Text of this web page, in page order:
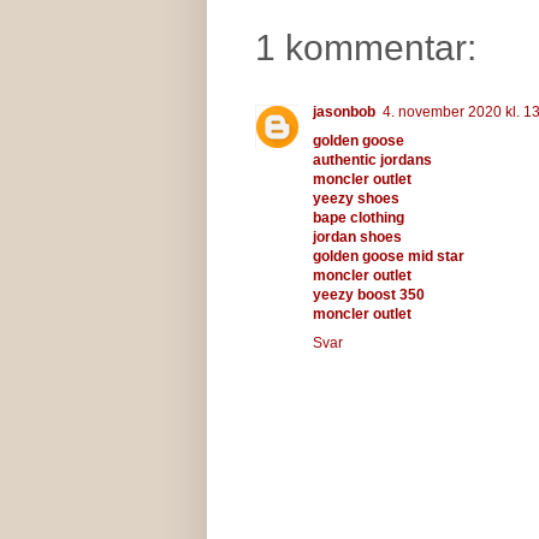
1 kommentar:
jasonbob 4. november 2020 kl.
golden goose
authentic jordans
moncler outlet
yeezy shoes
bape clothing
jordan shoes
golden goose mid star
moncler outlet
yeezy boost 350
moncler outlet
Svar